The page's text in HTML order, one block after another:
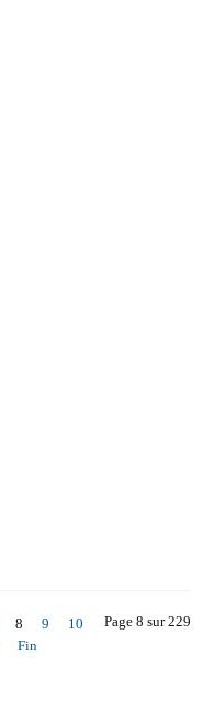
Page 8 sur 229
8 9
10
Fin